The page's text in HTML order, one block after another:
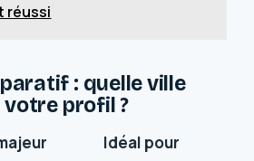
réussi
: quelle ville
profil ?
Idéal pour